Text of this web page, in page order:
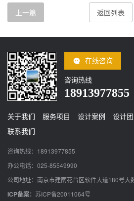
上一篇 返回列表
在线咨询
咨询热线
18913977855
关于我们 服务项目 设计案例 设计
联系我们
咨询热线：18913977855
办公电话：025-85549990
公司地址：南京市建雨花台区软件大道180号大
ICP备案： 苏ICP备20011064号